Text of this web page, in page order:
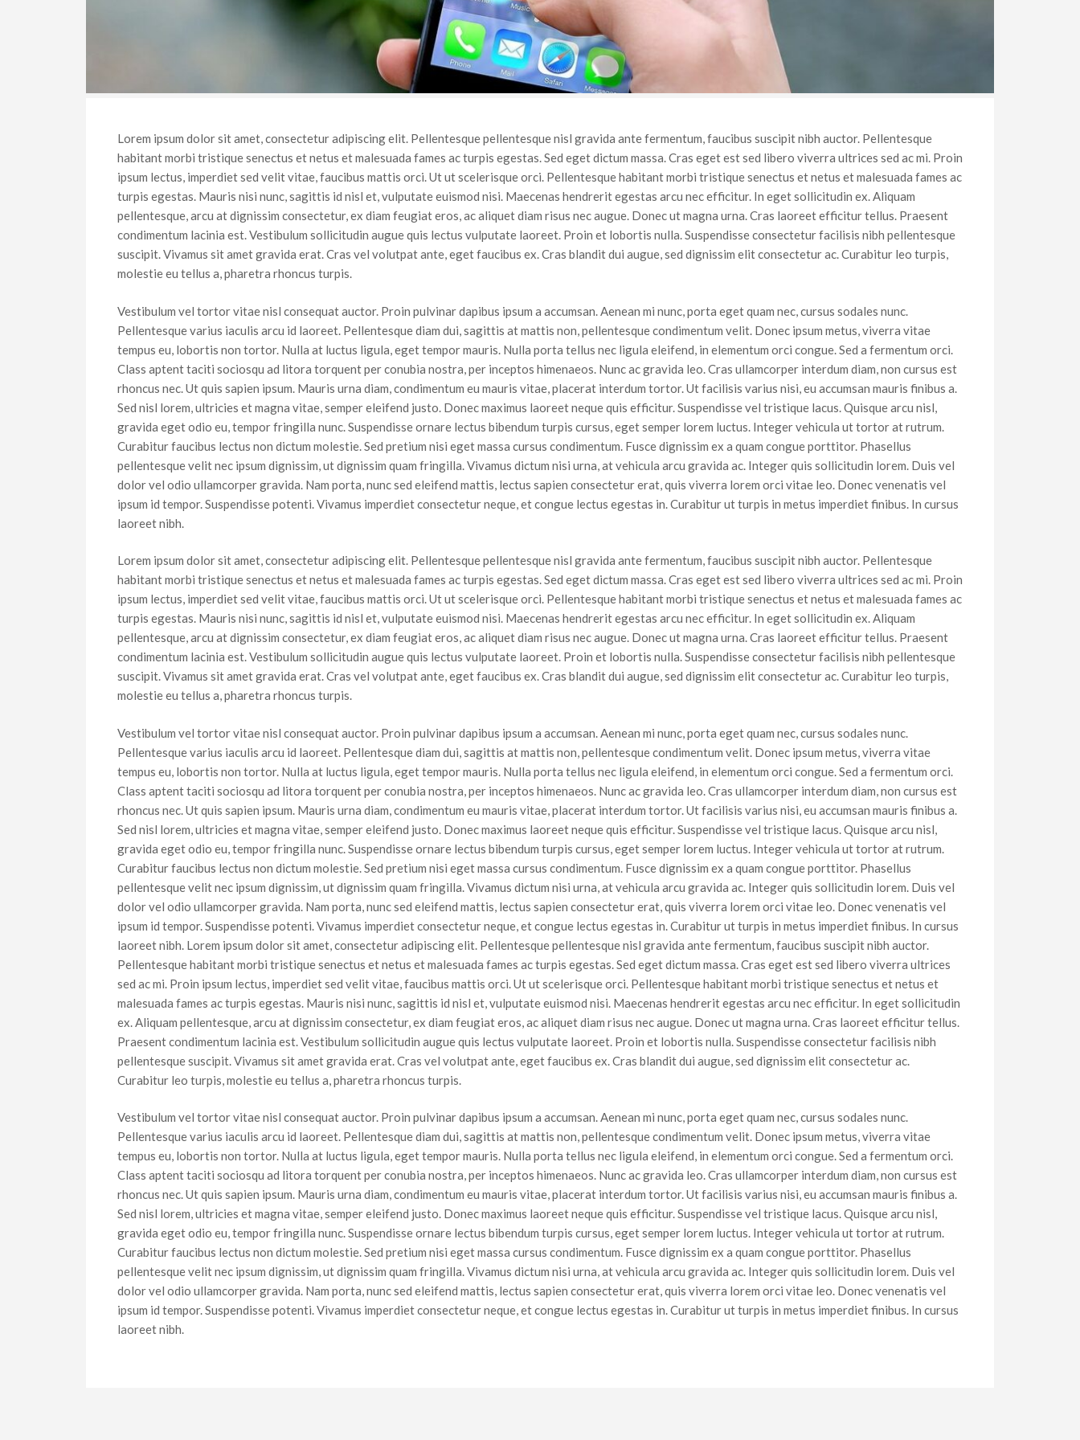
Lorem ipsum dolor sit amet, consectetur adipiscing elit. Pellentesque pellentesque nisl gravida ante fermentum, faucibus suscipit nibh auctor. Pellentesque
habitant morbi tristique senectus et netus et malesuada fames ac turpis egestas. Sed eget dictum massa. Cras eget est sed libero viverra ultrices sed ac mi. Proin
ipsum lectus, imperdiet sed velit vitae, faucibus mattis orci. Ut ut scelerisque orci. Pellentesque habitant morbi tristique senectus et netus et malesuada fames ac
turpis egestas. Mauris nisi nunc, sagittis id nisl et, vulputate euismod nisi. Maecenas hendrerit egestas arcu nec efficitur. In eget sollicitudin ex. Aliquam
pellentesque, arcu at dignissim consectetur, ex diam feugiat eros, ac aliquet diam risus nec augue. Donec ut magna urna. Cras laoreet efficitur tellus. Praesent
condimentum lacinia est. Vestibulum sollicitudin augue quis lectus vulputate laoreet. Proin et lobortis nulla. Suspendisse consectetur facilisis nibh pellentesque
suscipit. Vivamus sit amet gravida erat. Cras vel volutpat ante, eget faucibus ex. Cras blandit dui augue, sed dignissim elit consectetur ac. Curabitur leo turpis,
molestie eu tellus a, pharetra rhoncus turpis.
Vestibulum vel tortor vitae nisl consequat auctor. Proin pulvinar dapibus ipsum a accumsan. Aenean mi nunc, porta eget quam nec, cursus sodales nunc.
Pellentesque varius iaculis arcu id laoreet. Pellentesque diam dui, sagittis at mattis non, pellentesque condimentum velit. Donec ipsum metus, viverra vitae
tempus eu, lobortis non tortor. Nulla at luctus ligula, eget tempor mauris. Nulla porta tellus nec ligula eleifend, in elementum orci congue. Sed a fermentum orci.
Class aptent taciti sociosqu ad litora torquent per conubia nostra, per inceptos himenaeos. Nunc ac gravida leo. Cras ullamcorper interdum diam, non cursus est
rhoncus nec. Ut quis sapien ipsum. Mauris urna diam, condimentum eu mauris vitae, placerat interdum tortor. Ut facilisis varius nisi, eu accumsan mauris finibus a.
Sed nisl lorem, ultricies et magna vitae, semper eleifend justo. Donec maximus laoreet neque quis efficitur. Suspendisse vel tristique lacus. Quisque arcu nisl,
gravida eget odio eu, tempor fringilla nunc. Suspendisse ornare lectus bibendum turpis cursus, eget semper lorem luctus. Integer vehicula ut tortor at rutrum.
Curabitur faucibus lectus non dictum molestie. Sed pretium nisi eget massa cursus condimentum. Fusce dignissim ex a quam congue porttitor. Phasellus
pellentesque velit nec ipsum dignissim, ut dignissim quam fringilla. Vivamus dictum nisi urna, at vehicula arcu gravida ac. Integer quis sollicitudin lorem. Duis vel
dolor vel odio ullamcorper gravida. Nam porta, nunc sed eleifend mattis, lectus sapien consectetur erat, quis viverra lorem orci vitae leo. Donec venenatis vel
ipsum id tempor. Suspendisse potenti. Vivamus imperdiet consectetur neque, et congue lectus egestas in. Curabitur ut turpis in metus imperdiet finibus. In cursus
laoreet nibh.
Lorem ipsum dolor sit amet, consectetur adipiscing elit. Pellentesque pellentesque nisl gravida ante fermentum, faucibus suscipit nibh auctor. Pellentesque
habitant morbi tristique senectus et netus et malesuada fames ac turpis egestas. Sed eget dictum massa. Cras eget est sed libero viverra ultrices sed ac mi. Proin
ipsum lectus, imperdiet sed velit vitae, faucibus mattis orci. Ut ut scelerisque orci. Pellentesque habitant morbi tristique senectus et netus et malesuada fames ac
turpis egestas. Mauris nisi nunc, sagittis id nisl et, vulputate euismod nisi. Maecenas hendrerit egestas arcu nec efficitur. In eget sollicitudin ex. Aliquam
pellentesque, arcu at dignissim consectetur, ex diam feugiat eros, ac aliquet diam risus nec augue. Donec ut magna urna. Cras laoreet efficitur tellus. Praesent
condimentum lacinia est. Vestibulum sollicitudin augue quis lectus vulputate laoreet. Proin et lobortis nulla. Suspendisse consectetur facilisis nibh pellentesque
suscipit. Vivamus sit amet gravida erat. Cras vel volutpat ante, eget faucibus ex. Cras blandit dui augue, sed dignissim elit consectetur ac. Curabitur leo turpis,
molestie eu tellus a, pharetra rhoncus turpis.
Vestibulum vel tortor vitae nisl consequat auctor. Proin pulvinar dapibus ipsum a accumsan. Aenean mi nunc, porta eget quam nec, cursus sodales nunc.
Pellentesque varius iaculis arcu id laoreet. Pellentesque diam dui, sagittis at mattis non, pellentesque condimentum velit. Donec ipsum metus, viverra vitae
tempus eu, lobortis non tortor. Nulla at luctus ligula, eget tempor mauris. Nulla porta tellus nec ligula eleifend, in elementum orci congue. Sed a fermentum orci.
Class aptent taciti sociosqu ad litora torquent per conubia nostra, per inceptos himenaeos. Nunc ac gravida leo. Cras ullamcorper interdum diam, non cursus est
rhoncus nec. Ut quis sapien ipsum. Mauris urna diam, condimentum eu mauris vitae, placerat interdum tortor. Ut facilisis varius nisi, eu accumsan mauris finibus a.
Sed nisl lorem, ultricies et magna vitae, semper eleifend justo. Donec maximus laoreet neque quis efficitur. Suspendisse vel tristique lacus. Quisque arcu nisl,
gravida eget odio eu, tempor fringilla nunc. Suspendisse ornare lectus bibendum turpis cursus, eget semper lorem luctus. Integer vehicula ut tortor at rutrum.
Curabitur faucibus lectus non dictum molestie. Sed pretium nisi eget massa cursus condimentum. Fusce dignissim ex a quam congue porttitor. Phasellus
pellentesque velit nec ipsum dignissim, ut dignissim quam fringilla. Vivamus dictum nisi urna, at vehicula arcu gravida ac. Integer quis sollicitudin lorem. Duis vel
dolor vel odio ullamcorper gravida. Nam porta, nunc sed eleifend mattis, lectus sapien consectetur erat, quis viverra lorem orci vitae leo. Donec venenatis vel
ipsum id tempor. Suspendisse potenti. Vivamus imperdiet consectetur neque, et congue lectus egestas in. Curabitur ut turpis in metus imperdiet finibus. In cursus
laoreet nibh. Lorem ipsum dolor sit amet, consectetur adipiscing elit. Pellentesque pellentesque nisl gravida ante fermentum, faucibus suscipit nibh auctor.
Pellentesque habitant morbi tristique senectus et netus et malesuada fames ac turpis egestas. Sed eget dictum massa. Cras eget est sed libero viverra ultrices
sed ac mi. Proin ipsum lectus, imperdiet sed velit vitae, faucibus mattis orci. Ut ut scelerisque orci. Pellentesque habitant morbi tristique senectus et netus et
malesuada fames ac turpis egestas. Mauris nisi nunc, sagittis id nisl et, vulputate euismod nisi. Maecenas hendrerit egestas arcu nec efficitur. In eget sollicitudin
ex. Aliquam pellentesque, arcu at dignissim consectetur, ex diam feugiat eros, ac aliquet diam risus nec augue. Donec ut magna urna. Cras laoreet efficitur tellus.
Praesent condimentum lacinia est. Vestibulum sollicitudin augue quis lectus vulputate laoreet. Proin et lobortis nulla. Suspendisse consectetur facilisis nibh
pellentesque suscipit. Vivamus sit amet gravida erat. Cras vel volutpat ante, eget faucibus ex. Cras blandit dui augue, sed dignissim elit consectetur ac.
Curabitur leo turpis, molestie eu tellus a, pharetra rhoncus turpis.
Vestibulum vel tortor vitae nisl consequat auctor. Proin pulvinar dapibus ipsum a accumsan. Aenean mi nunc, porta eget quam nec, cursus sodales nunc.
Pellentesque varius iaculis arcu id laoreet. Pellentesque diam dui, sagittis at mattis non, pellentesque condimentum velit. Donec ipsum metus, viverra vitae
tempus eu, lobortis non tortor. Nulla at luctus ligula, eget tempor mauris. Nulla porta tellus nec ligula eleifend, in elementum orci congue. Sed a fermentum orci.
Class aptent taciti sociosqu ad litora torquent per conubia nostra, per inceptos himenaeos. Nunc ac gravida leo. Cras ullamcorper interdum diam, non cursus est
rhoncus nec. Ut quis sapien ipsum. Mauris urna diam, condimentum eu mauris vitae, placerat interdum tortor. Ut facilisis varius nisi, eu accumsan mauris finibus a.
Sed nisl lorem, ultricies et magna vitae, semper eleifend justo. Donec maximus laoreet neque quis efficitur. Suspendisse vel tristique lacus. Quisque arcu nisl,
gravida eget odio eu, tempor fringilla nunc. Suspendisse ornare lectus bibendum turpis cursus, eget semper lorem luctus. Integer vehicula ut tortor at rutrum.
Curabitur faucibus lectus non dictum molestie. Sed pretium nisi eget massa cursus condimentum. Fusce dignissim ex a quam congue porttitor. Phasellus
pellentesque velit nec ipsum dignissim, ut dignissim quam fringilla. Vivamus dictum nisi urna, at vehicula arcu gravida ac. Integer quis sollicitudin lorem. Duis vel
dolor vel odio ullamcorper gravida. Nam porta, nunc sed eleifend mattis, lectus sapien consectetur erat, quis viverra lorem orci vitae leo. Donec venenatis vel
ipsum id tempor. Suspendisse potenti. Vivamus imperdiet consectetur neque, et congue lectus egestas in. Curabitur ut turpis in metus imperdiet finibus. In cursus
laoreet nibh.